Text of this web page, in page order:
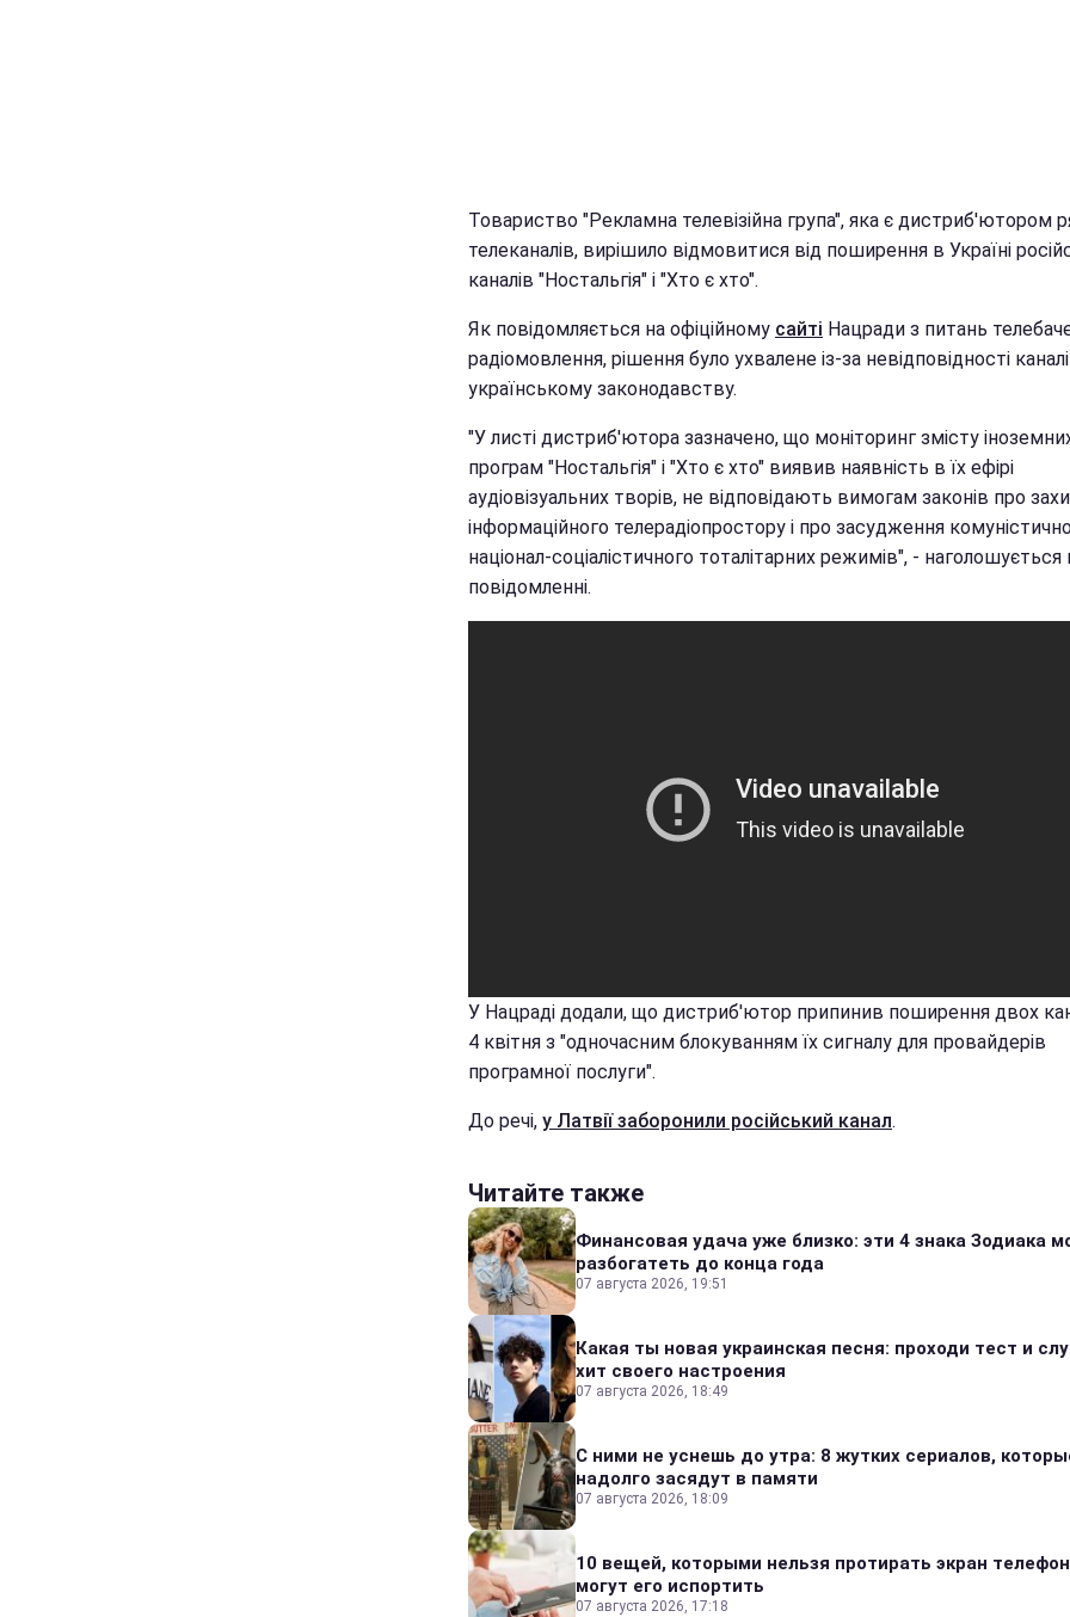
Товариство "Рекламна телевізійна група", яка є дистриб'ютором
телеканалів, вирішило відмовитися від поширення в Україні
каналів "Ностальгія" і "Хто є хто".
Як повідомляється на офіційному сайті Нацради з питань
радіомовлення, рішення було ухвалене із-за невідповідності
українському законодавству.
"У листі дистриб'ютора зазначено, що моніторинг змісту
програм "Ностальгія" і "Хто є хто" виявив наявність в їх ефірі
аудіовізуальних творів, не відповідають вимогам законів про
інформаційного телерадіопростору і про засудження
націонал-соціалістичного тоталітарних режимів", - наголошується
повідомленні.
У Нацраді додали, що дистриб'ютор припинив поширення двох
4 квітня з "одночасним блокуванням їх сигналу для провайдерів
програмної послуги".
До речі, у Латвії заборонили російський канал.
Читайте также
Финансовая удача уже близко: эти 4 знака Зодиака
разбогатеть до конца года
07 августа 2026, 19:51
Какая ты новая украинская песня: проходи тест и
хит своего настроения
07 августа 2026, 18:49
С ними не уснешь до утра: 8 жутких сериалов,
надолго засядут в памяти
07 августа 2026, 18:09
10 вещей, которыми нельзя протирать экран
могут его испортить
07 августа 2026, 17:18